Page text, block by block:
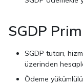
SGDP
SGDP tutarı,
üzerinden
Ödeme